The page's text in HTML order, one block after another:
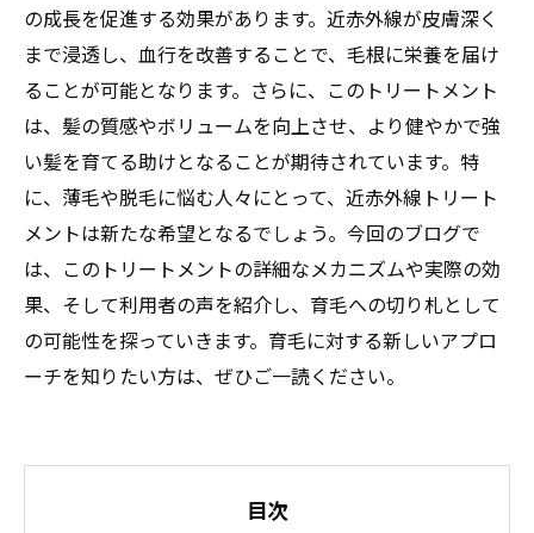
の成長を促進する効果があります。近赤外線が皮膚深く
まで浸透し、血行を改善することで、毛根に栄養を届け
ることが可能となります。さらに、このトリートメント
は、髪の質感やボリュームを向上させ、より健やかで強
い髪を育てる助けとなることが期待されています。特
に、薄毛や脱毛に悩む人々にとって、近赤外線トリート
メントは新たな希望となるでしょう。今回のブログで
は、このトリートメントの詳細なメカニズムや実際の効
果、そして利用者の声を紹介し、育毛への切り札として
の可能性を探っていきます。育毛に対する新しいアプロ
ーチを知りたい方は、ぜひご一読ください。
目次